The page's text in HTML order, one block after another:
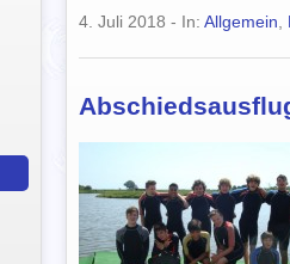
4. Juli 2018 - In: Allgemein